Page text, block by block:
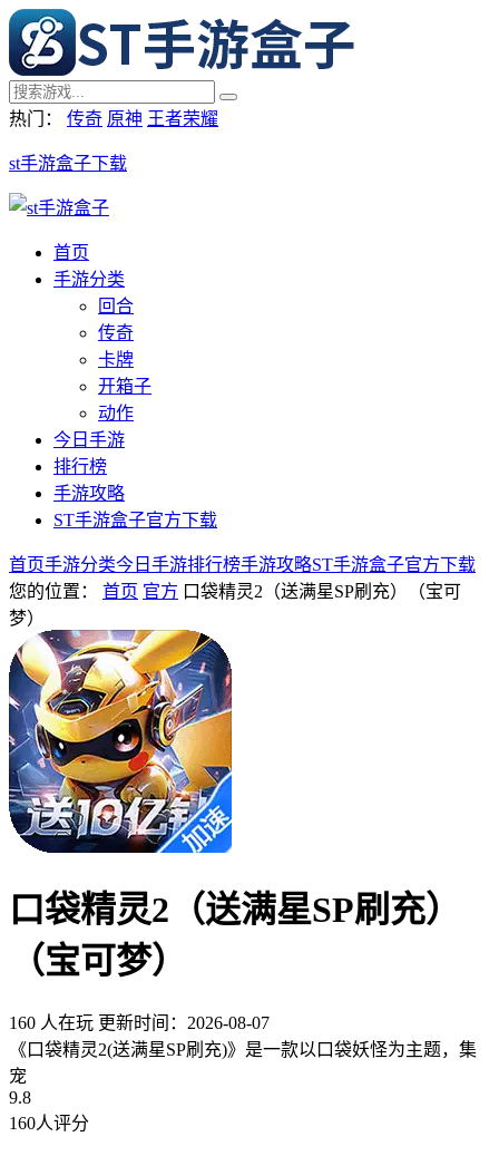
热门： 传奇 原神 王者荣耀
st手游盒子下载
首页
手游分类
回合
传奇
卡牌
开箱子
动作
今日手游
排行榜
手游攻略
ST手游盒子官方下载
首页手游分类今日手游排行榜手游攻略ST手游盒子官方下载
您的位置：
首页 官方 口袋精灵2（送满星SP刷充）（宝可
梦）
口袋精灵2（送满星SP刷充）
（宝可梦）
160 人在玩 更新时间：2026-08-07
《口袋精灵2(送满星SP刷充)》是一款以口袋妖怪为主题，集
宠
9.8
160人评分